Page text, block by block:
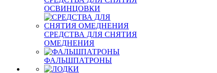
ОСВИНЦОВКИ
СРЕДСТВА ДЛЯ СНЯТИЯ
ОМЕДНЕНИЯ
ФАЛЬШПАТРОНЫ